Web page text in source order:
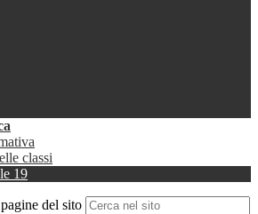
classi
19
del sito